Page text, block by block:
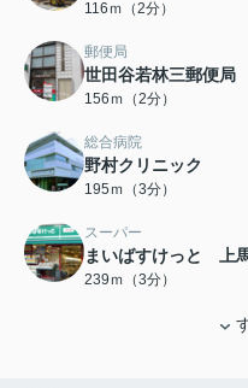
116ｍ（2分）
郵便局
世田谷若林三郵便局
156ｍ（2分）
総合病院
野村クリニック
195ｍ（3分）
スーパー
まいばすけっと 上
239ｍ（3分）